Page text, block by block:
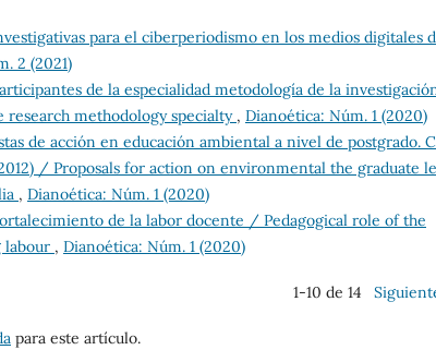
para el ciberperiodismo en los medios digitales
2 (2021)
de la especialidad metodología de la
methodology specialty , Dianoética: Núm. 1 (2020)
de acción en educación ambiental a nivel de postgrado.
/ Proposals for action on environmental the graduate
, Dianoética: Núm. 1 (2020)
de la labor docente / Pedagogical role of the
labour , Dianoética: Núm. 1 (2020)
1-10 de 14
para este artículo.